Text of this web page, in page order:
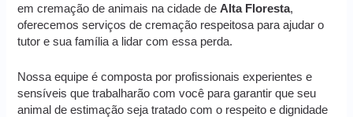
em cremação de animais na cidade deAlta Floresta,
oferecemos serviços de cremação respeitosa para ajudar o
tutor e sua família a lidar com essa perda.
Nossa equipe é composta por profissionais experientes e
sensíveis que trabalharão com você para garantir que seu
animal de estimação seja tratado com o respeito e dignidade